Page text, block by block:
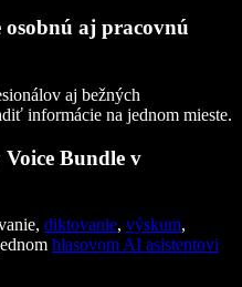
osobnú aj pracovnú
aj bežných
informácie na jednom mieste.
Bundle v
diktovanie, výskum,
hlasovom AI asistentovi